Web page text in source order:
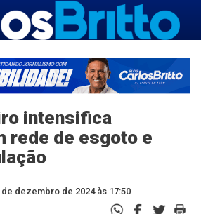
intensifica
rede de esgoto e
de dezembro de 2024 às 17:50